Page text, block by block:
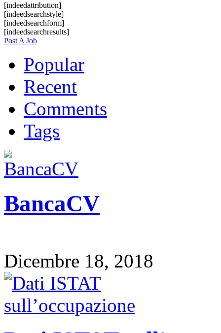
[indeedattribution]
[indeedsearchstyle]
[indeedsearchform]
[indeedsearchresults]
Post A Job
Popular
Recent
Comments
Tags
BancaCV
Dicembre 18, 2018